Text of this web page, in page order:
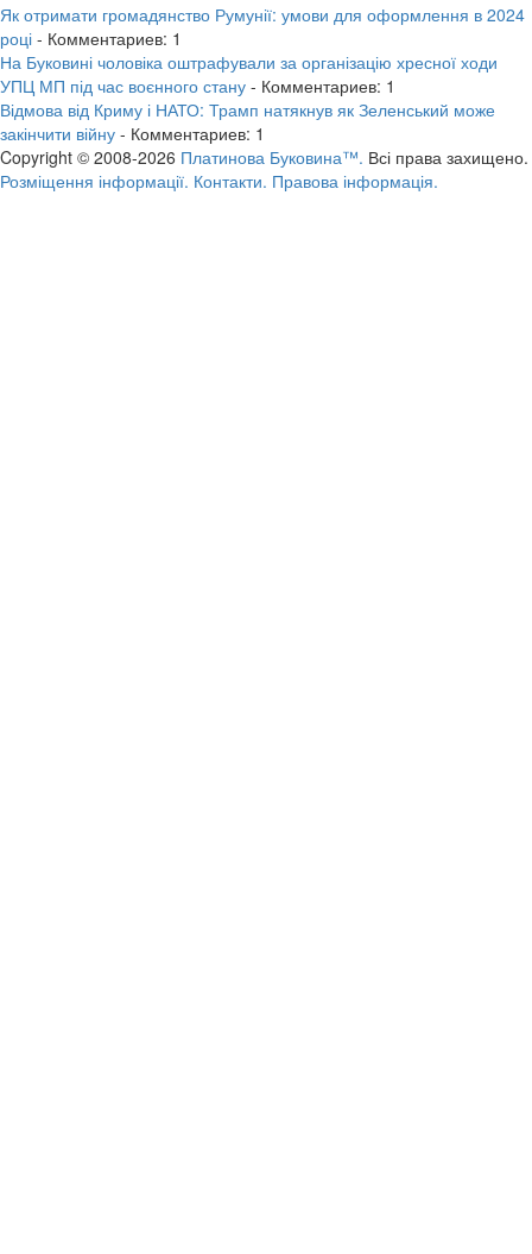
Як отримати громадянство Румунії: умови для оформлення в 2024
році - Комментариев: 1
На Буковині чоловіка оштрафували за організацію хресної ходи
УПЦ МП під час воєнного стану - Комментариев: 1
Відмова від Криму і НАТО: Трамп натякнув як Зеленський може
закінчити війну - Комментариев: 1
Copyright © 2008-2026 Платинова Буковина™. Всі права захищено.
Розміщення інформації. Контакти. Правова інформація.